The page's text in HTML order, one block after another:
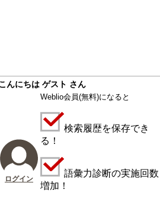
んにちは ゲスト さん
ログイン
Weblio会員(無料)になると
検索履歴を保存でき
る！
語彙力診断の実施回数
増加！